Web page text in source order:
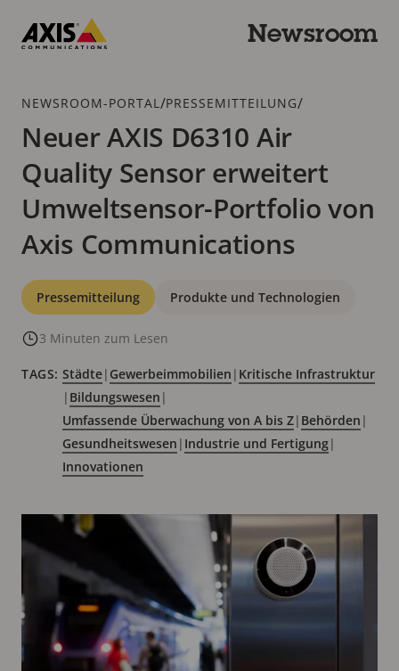
Hauptinhalt
springen
Newsroom
Breadcrumb
NEWSROOM-PORTAL /PRESSEMITTEILUNG/
Neuer AXIS D6310 Air
Quality Sensor erweitert
Umweltsensor-Portfolio von
Axis Communications
Kategorien
Pressemitteilung Produkte und Technologien
3 Minuten zum Lesen
TAGS: Städte| Gewerbeimmobilien | Kritische Infrastruktur
| Bildungswesen |
Umfassende Überwachung von A bis Z| Behörden |
Gesundheitswesen | Industrie und Fertigung|
Innovationen